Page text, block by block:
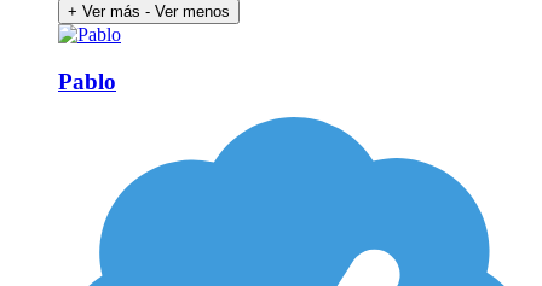
+ Ver más - Ver menos
Pablo